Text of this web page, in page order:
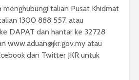
menghubungi talian Pusat Khidmat
1300 888 557, atau
DAPAT dan hantar ke 32728
www.aduan@jkr.gov.my atau
dan Twitter JKR untuk